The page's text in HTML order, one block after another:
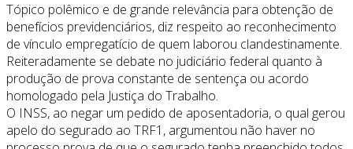
Tópico polêmico e de grande relevância para obtenção de
benefícios previdenciários, diz respeito ao reconhecimento
de vínculo empregatício de quem laborou clandestinamente.
Reiteradamente se debate no judiciário federal quanto à
produção de prova constante de sentença ou acordo
homologado pela Justiça do Trabalho.
O INSS, ao negar um pedido de aposentadoria, o qual gerou
apelo do segurado ao TRF1, argumentou não haver no